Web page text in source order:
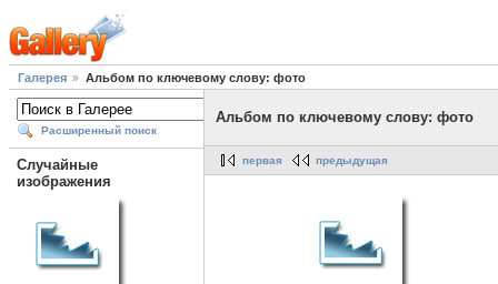
Галерея Альбом по ключевому слову: фото
Расширенный поиск
Случайные
изображения
Альбом по ключевому слову: фото
первая предыдущая